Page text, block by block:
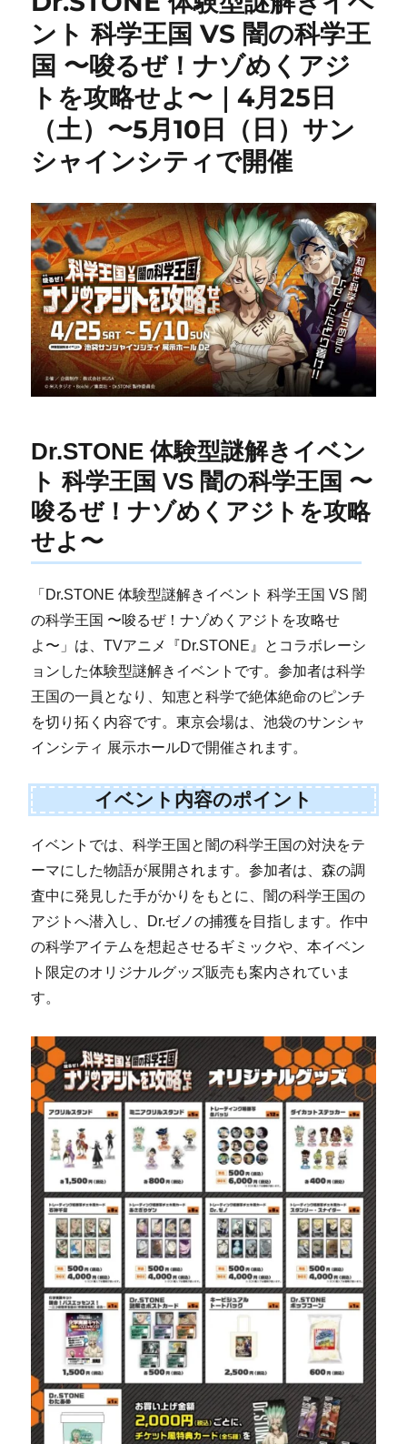
ント 科学王国 VS 闇の科学王
国 〜唆るぜ！ナゾめくアジ
トを攻略せよ〜｜4月25日
（土）〜5月10日（日）サン
シャインシティで開催
Dr.STONE 体験型謎解きイベン
ト 科学王国 VS 闇の科学王国 〜
唆るぜ！ナゾめくアジトを攻略
せよ〜
「Dr.STONE 体験型謎解きイベント 科学王国 VS 闇
の科学王国 〜唆るぜ！ナゾめくアジトを攻略せ
よ〜」は、TVアニメ『Dr.STONE』とコラボレーシ
ョンした体験型謎解きイベントです。参加者は科学
王国の一員となり、知恵と科学で絶体絶命のピンチ
を切り拓く内容です。東京会場は、池袋のサンシャ
インシティ 展示ホールDで開催されます。
イベント内容のポイント
イベントでは、科学王国と闇の科学王国の対決をテ
ーマにした物語が展開されます。参加者は、森の調
査中に発見した手がかりをもとに、闇の科学王国の
アジトへ潜入し、Dr.ゼノの捕獲を目指します。作中
の科学アイテムを想起させるギミックや、本イベン
ト限定のオリジナルグッズ販売も案内されていま
す。